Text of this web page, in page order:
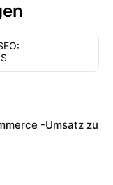
-Umsatz zu